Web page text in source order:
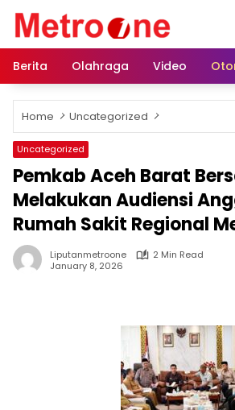
content
Berita
Olahraga Video
Home Uncategorized
Uncategorized
Pemkab Aceh Barat
Melakukan Audiensi
Rumah Sakit Regional
Liputanmetroone
2 Min Read
January 8, 2026